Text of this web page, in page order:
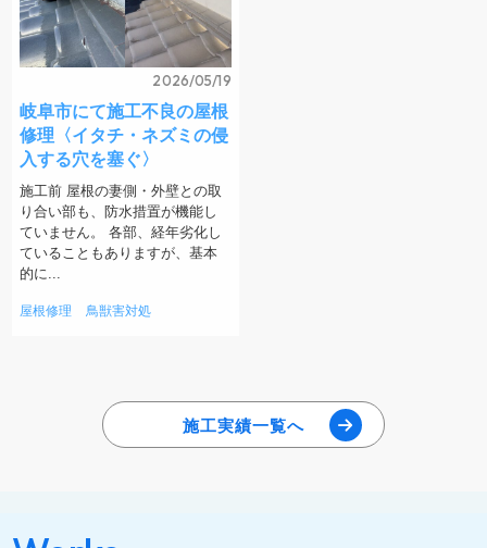
2026/05/19
岐阜市にて施工不良の屋根
修理〈イタチ・ネズミの侵
入する穴を塞ぐ〉
施工前 屋根の妻側・外壁との取
り合い部も、防水措置が機能し
ていません。 各部、経年劣化し
ていることもありますが、基本
的に...
屋根修理 鳥獣害対処
施工実績一覧へ